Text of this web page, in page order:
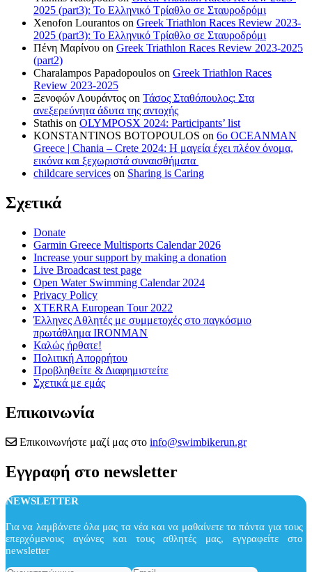
2025 (part3): Το Ελληνικό Τρίαθλο σε Σταυροδρόμι
Xenofon Lourantos on Greek Triathlon Races Review 2023-
2025 (part3): Το Ελληνικό Τρίαθλο σε Σταυροδρόμι
Πένη Μαρίνου on Greek Triathlon Races Review 2023-2025
(part2)
Charalampos Papadopoulos on Greek Triathlon Races
Review 2023-2025
Ξενοφών Λουράντος on Τάσος Σταθόπουλος: Στα
ανεξερεύνητα άδυτα της αντοχής
Stathis on OLYMPOSX 2024: Participants’ list
KONSTANTINOS BOTOPOULOS on 6ο OCEANMAN
Greece | Chania – Crete 2024: Η μαγεία έχει πλέον όνομα,
εικόνα και ξεχωριστά συναισθήματα
childcare services on Sharing is Caring
Σχετικά
Donate
Garmin Greece Multisports Calendar 2026
Increase your support by making a donation
Live Broadcast test page
Open Water Swimming Calendar 2024
Privacy Policy
XTERRA European Tour 2022
Έλληνες Αθλητές με συμμετοχές στο παγκόσμιο
πρωτάθλημα IRONMAN
Καλώς ήρθατε!
Πολιτική Απορρήτου
Προβληθείτε & Διαφημιστείτε
Σχετικά με εμάς
Επικοινωνία
Επικοινωνήστε μαζί μας στο info@swimbikerun.gr
Εγγραφή στο newsletter
NEWSLETTER
Για να λαμβάνετε όλα μας τα νέα και να μαθαίνετε τα πάντα για τους
επερχόμενους αγώνες και τους αθλητές μας, εγγραφείτε στο
newsletter